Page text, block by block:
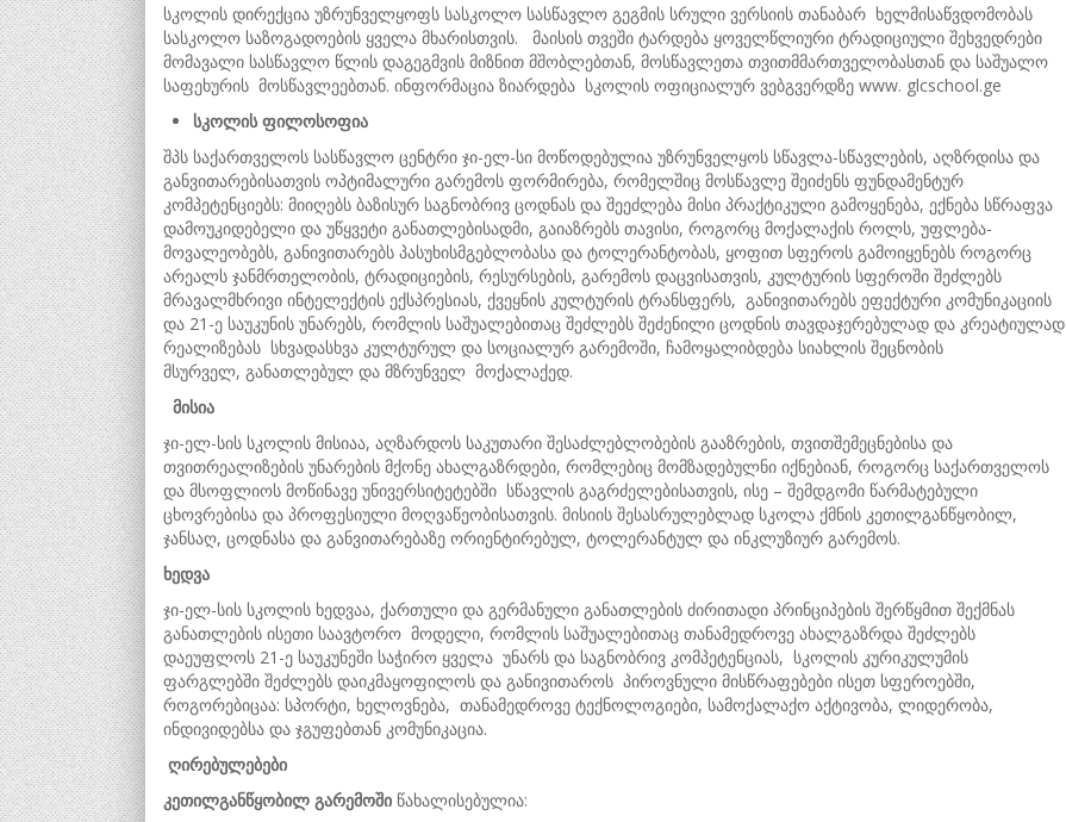
სკოლის დირექცია უზრუნველყოფს სასკოლო სასწავლო გეგმის სრული ვერსიის თანაბარ ხელმისაწვდომობას
სასკოლო საზოგადოების ყველა მხარისთვის. მაისის თვეში ტარდება ყოველწლიური ტრადიციული შეხვედრები
მომავალი სასწავლო წლის დაგეგმვის მიზნით მშობლებთან, მოსწავლეთა თვითმმართველობასთან და საშუალო
საფეხურის მოსწავლეებთან. ინფორმაცია ზიარდება სკოლის ოფიციალურ ვებგვერდზე www. glcschool.ge
სკოლის ფილოსოფია
შპს საქართველოს სასწავლო ცენტრი ჯი-ელ-სი მოწოდებულია უზრუნველყოს სწავლა-სწავლების, აღზრდისა და
განვითარებისათვის ოპტიმალური გარემოს ფორმირება, რომელშიც მოსწავლე შეიძენს ფუნდამენტურ
კომპეტენციებს: მიიღებს ბაზისურ საგნობრივ ცოდნას და შეეძლება მისი პრაქტიკული გამოყენება, ექნება სწრაფვა
დამოუკიდებელი და უწყვეტი განათლებისადმი, გაიაზრებს თავისი, როგორც მოქალაქის როლს, უფლება-
მოვალეობებს, განივითარებს პასუხისმგებლობასა და ტოლერანტობას, ყოფით სფეროს გამოიყენებს როგორც
არეალს ჯანმრთელობის, ტრადიციების, რესურსების, გარემოს დაცვისათვის, კულტურის სფეროში შეძლებს
მრავალმხრივი ინტელექტის ექსპრესიას, ქვეყნის კულტურის ტრანსფერს, განივითარებს ეფექტური კომუნიკაციის
და 21-ე საუკუნის უნარებს, რომლის საშუალებითაც შეძლებს შეძენილი ცოდნის თავდაჯერებულად და კრეატიულად
რეალიზებას სხვადასხვა კულტურულ და სოციალურ გარემოში, ჩამოყალიბდება სიახლის შეცნობის
მსურველ, განათლებულ და მზრუნველ მოქალაქედ.
მისია
ჯი-ელ-სის სკოლის მისიაა, აღზარდოს საკუთარი შესაძლებლობების გააზრების, თვითშემეცნებისა და
თვითრეალიზების უნარების მქონე ახალგაზრდები, რომლებიც მომზადებულნი იქნებიან, როგორც საქართველოს
და მსოფლიოს მოწინავე უნივერსიტეტებში სწავლის გაგრძელებისათვის, ისე – შემდგომი წარმატებული
ცხოვრებისა და პროფესიული მოღვაწეობისათვის. მისიის შესასრულებლად სკოლა ქმნის კეთილგანწყობილ,
ჯანსაღ, ცოდნასა და განვითარებაზე ორიენტირებულ, ტოლერანტულ და ინკლუზიურ გარემოს.
ხედვა
ჯი-ელ-სის სკოლის ხედვაა, ქართული და გერმანული განათლების ძირითადი პრინციპების შერწყმით შექმნას
განათლების ისეთი საავტორო მოდელი, რომლის საშუალებითაც თანამედროვე ახალგაზრდა შეძლებს
დაეუფლოს 21-ე საუკუნეში საჭირო ყველა უნარს და საგნობრივ კომპეტენციას, სკოლის კურიკულუმის
ფარგლებში შეძლებს დაიკმაყოფილოს და განივითაროს პიროვნული მისწრაფებები ისეთ სფეროებში,
როგორებიცაა: სპორტი, ხელოვნება, თანამედროვე ტექნოლოგიები, სამოქალაქო აქტივობა, ლიდერობა,
ინდივიდებსა და ჯგუფებთან კომუნიკაცია.
ღირებულებები
კეთილგანწყობილ გარემოში წახალისებულია: